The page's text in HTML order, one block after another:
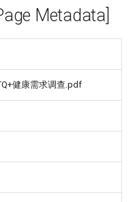
Metadata]
健康需求调查.pdf